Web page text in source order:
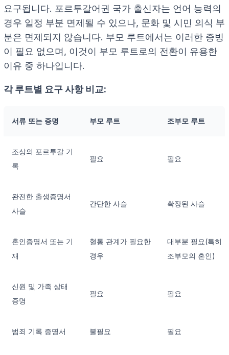
요구됩니다. 포르투갈어권 국가 출신자는 언어 능력의
경우 일정 부분 면제될 수 있으나, 문화 및 시민 의식 부
분은 면제되지 않습니다. 부모 루트에서는 이러한 증빙
이 필요 없으며, 이것이 부모 루트로의 전환이 유용한
이유 중 하나입니다.
각 루트별 요구 사항 비교:
서류 또는 증명 부모 루트 조부모 루트
조상의 포르투갈 기
록
필요 필요
완전한 출생증명서
사슬
간단한 사슬 확장된 사슬
혼인증명서 또는 기
재
혈통 관계가 필요한
경우
대부분 필요(특히
조부모의 혼인)
신원 및 가족 상태
증명
필요 필요
범죄 기록 증명서 불필요 필요